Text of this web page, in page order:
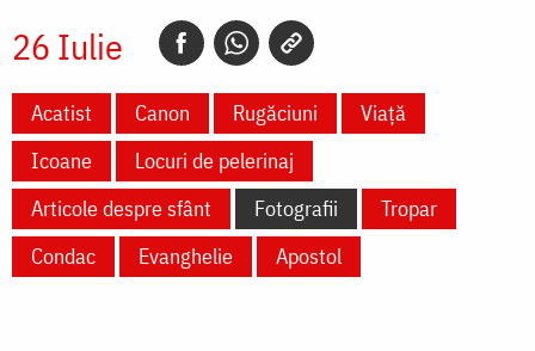
26 Iulie
Acatist Canon Rugăciuni
Viață
Icoane
Locuri de pelerinaj
Articole despre sfânt
Fotografii
Tropar
Condac
Evanghelie Apostol